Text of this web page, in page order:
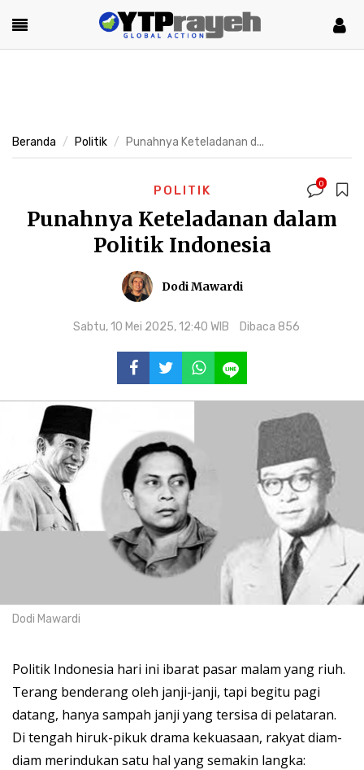
Beranda Politik Punahnya Keteladanan d...
POLITIK 0
Punahnya Keteladanan dalam
Politik Indonesia
Dodi Mawardi
Sabtu, 10 Mei 2025, 12:40 WIB Dibaca 856
Dodi Mawardi
Politik Indonesia hari ini ibarat pasar malam yang riuh.
Terang benderang oleh janji-janji, tapi begitu pagi
datang, hanya sampah janji yang tersisa di pelataran.
Di tengah hiruk-pikuk drama kekuasaan, rakyat diam-
diam merindukan satu hal yang semakin langka: